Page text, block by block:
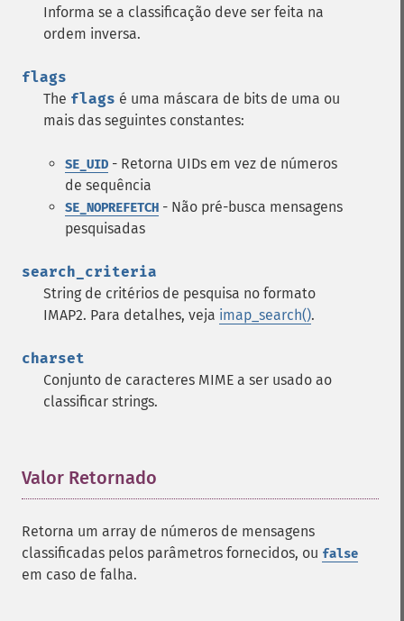
Informa se a classificação deve ser feita na
ordem inversa.
flags
The flags é uma máscara de bits de uma ou
mais das seguintes constantes:
SE_UID - Retorna UIDs em vez de números
de sequência
SE_NOPREFETCH - Não pré-busca mensagens
pesquisadas
search_criteria
String de critérios de pesquisa no formato
IMAP2. Para detalhes, veja imap_search().
charset
Conjunto de caracteres MIME a ser usado ao
classificar strings.
Valor Retornado
Retorna um array de números de mensagens
classificadas pelos parâmetros fornecidos, ou false
em caso de falha.